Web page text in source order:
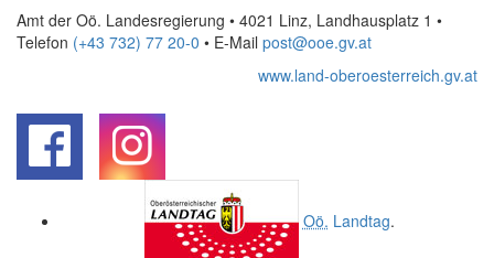
Amt der Oö. Landesregierung • 4021 Linz, Landhausplatz 1 •
Telefon (+43 732) 77 20-0 • E-Mail post@ooe.gv.at
www.land-oberoesterreich.gv.at
Oö. Landtag.